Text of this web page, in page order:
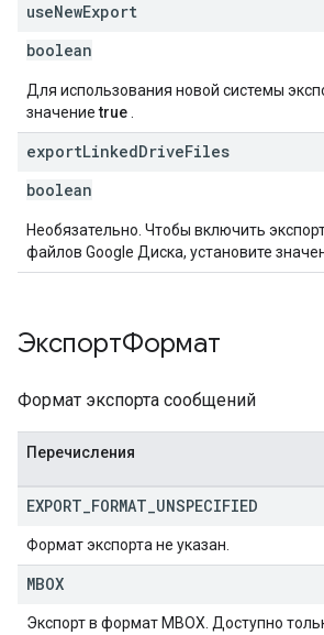
useNewExport
boolean
Для использования новой системы
значениеtrue
exportLinkedDriveFiles
boolean
Необязательно. Чтобы включить
файлов Google Диска, установите
ЭкспортФормат
Формат экспорта сообщений
Перечисления
EXPORT FORMAT UNSPECIFIED
Формат экспорта не указан.
MBOX
Экспорт в формат MBOX. Доступно